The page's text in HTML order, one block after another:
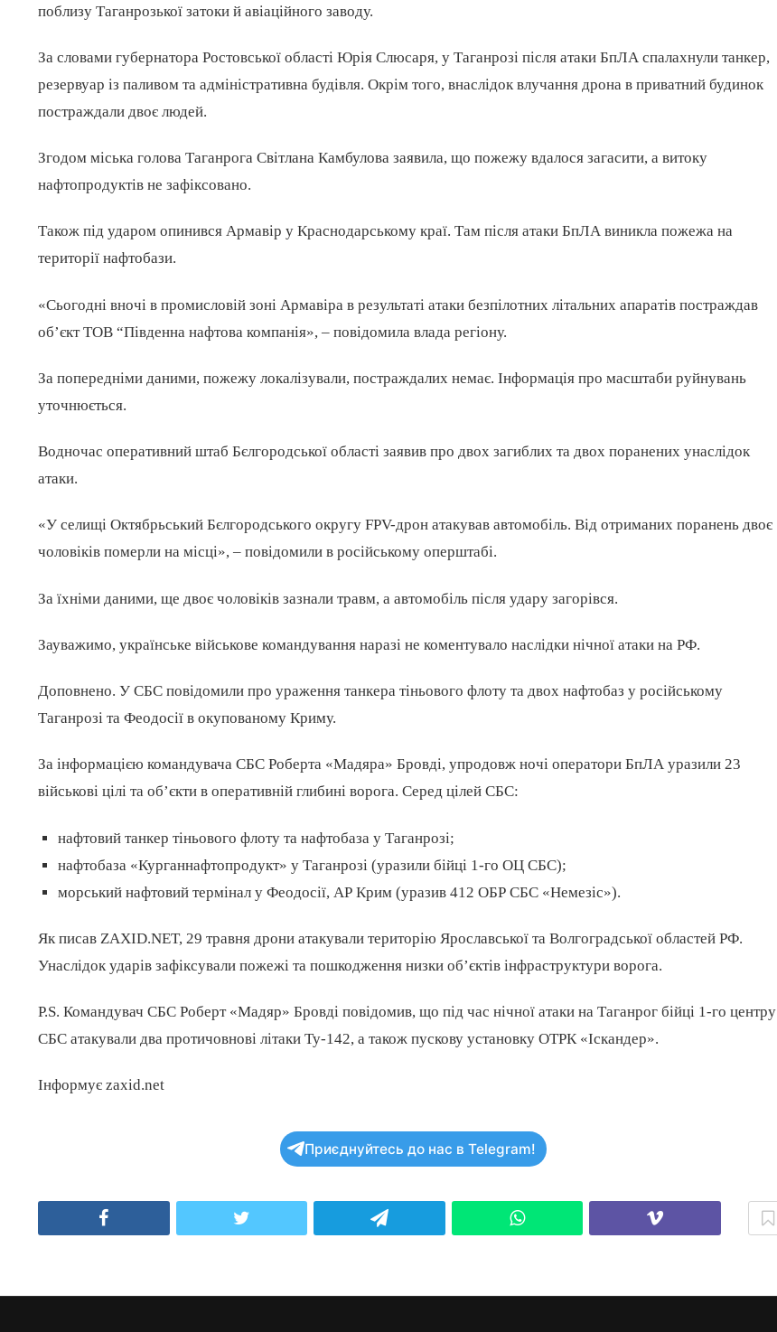
поблизу Таганрозької затоки й авіаційного заводу.
За словами губернатора Ростовської області Юрія Слюсаря, у Таганрозі після атаки БпЛА спалахнули танкер,
резервуар із паливом та адміністративна будівля. Окрім того, внаслідок влучання дрона в приватний будинок
постраждали двоє людей.
Згодом міська голова Таганрога Світлана Камбулова заявила, що пожежу вдалося загасити, а витоку
нафтопродуктів не зафіксовано.
Також під ударом опинився Армавір у Краснодарському краї. Там після атаки БпЛА виникла пожежа на
території нафтобази.
«Сьогодні вночі в промисловій зоні Армавіра в результаті атаки безпілотних літальних апаратів постраждав
об’єкт ТОВ “Південна нафтова компанія», – повідомила влада регіону.
За попередніми даними, пожежу локалізували, постраждалих немає. Інформація про масштаби руйнувань
уточнюється.
Водночас оперативний штаб Бєлгородської області заявив про двох загиблих та двох поранених унаслідок
атаки.
«У селищі Октябрьський Бєлгородського округу FPV-дрон атакував автомобіль. Від отриманих поранень двоє
чоловіків померли на місці», – повідомили в російському оперштабі.
За їхніми даними, ще двоє чоловіків зазнали травм, а автомобіль після удару загорівся.
Зауважимо, українське військове командування наразі не коментувало наслідки нічної атаки на РФ.
Доповнено. У СБС повідомили про ураження танкера тіньового флоту та двох нафтобаз у російському
Таганрозі та Феодосії в окупованому Криму.
За інформацією командувача СБС Роберта «Мадяра» Бровді, упродовж ночі оператори БпЛА уразили 23
військові цілі та обʼєкти в оперативній глибині ворога. Серед цілей СБС:
нафтовий танкер тіньового флоту та нафтобаза у Таганрозі;
нафтобаза «Курганнафтопродукт» у Таганрозі (уразили бійці 1-го ОЦ СБС);
морський нафтовий термінал у Феодосії, АР Крим (уразив 412 ОБР СБС «Немезіс»).
Як писав ZAXID.NET, 29 травня дрони атакували територію Ярославської та Волгоградської областей РФ.
Унаслідок ударів зафіксували пожежі та пошкодження низки об’єктів інфраструктури ворога.
P.S. Командувач СБС Роберт «Мадяр» Бровді повідомив, що під час нічної атаки на Таганрог бійці 1-го центру
СБС атакували два протичовнові літаки Ту-142, а також пускову установку ОТРК «Іскандер».
Інформує zaxid.net
Приєднуйтесь до нас в Telegram!